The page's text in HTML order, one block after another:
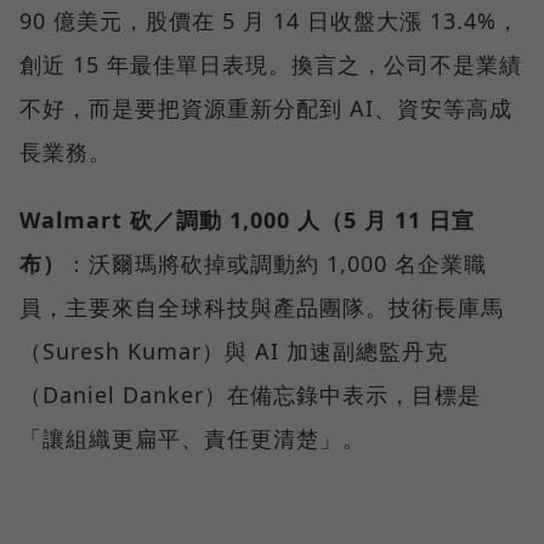
90 億美元，股價在 5 月 14 日收盤大漲 13.4%，
創近 15 年最佳單日表現。換言之，公司不是業績
不好，而是要把資源重新分配到 AI、資安等高成
長業務。
Walmart 砍／調動 1,000 人（5 月 11 日宣
布）
：沃爾瑪將砍掉或調動約 1,000 名企業職
員，主要來自全球科技與產品團隊。技術長庫馬
（Suresh Kumar）與 AI 加速副總監丹克
（Daniel Danker）在備忘錄中表示，目標是
「讓組織更扁平、責任更清楚」。